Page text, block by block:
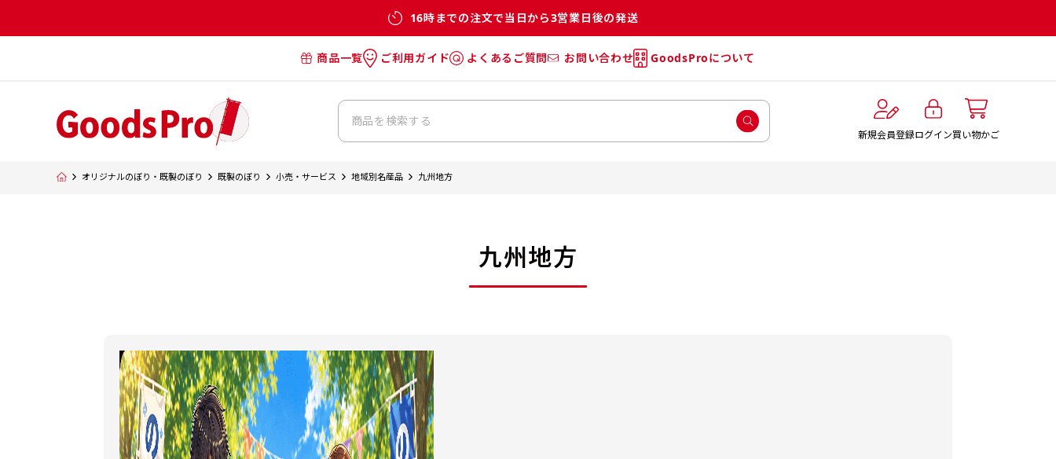
16時までの注文で当日から3営業日後の発送
商品一覧
オリジナルのぼり
オリジナルタオル
横断幕・懸垂幕
ご利用ガイド
のぼりのご利用ガイド
Tシャツのご利用ガイド
よくあるご質問
のぼりのよくあるご質問
お問い合わせ GoodsProについて
新規会員登録ログイン買い物かご
オリジナルのぼり・既製のぼり 既製のぼり 小売・サービス 地域別名産品 九州地方
九州地方